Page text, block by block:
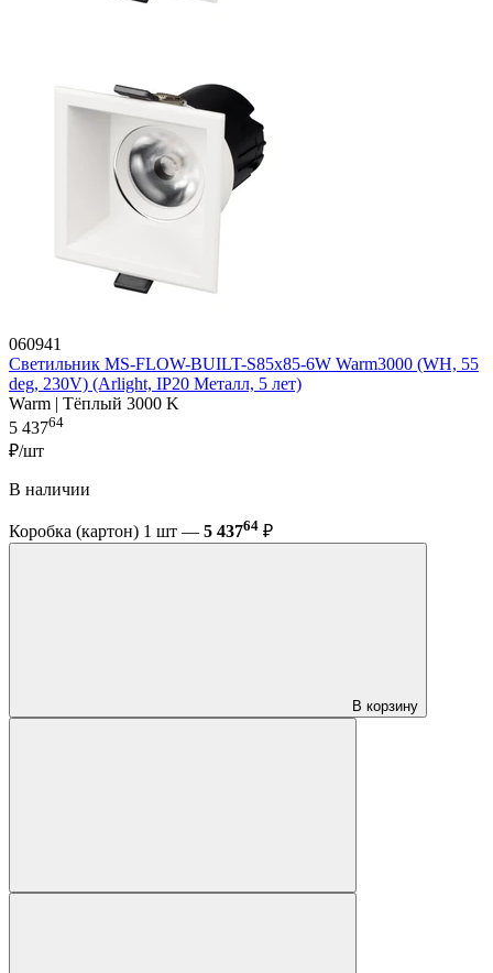
060941
Светильник MS-FLOW-BUILT-S85x85-6W Warm3000 (WH, 55
deg, 230V) (Arlight, IP20 Металл, 5 лет)
Warm | Тёплый 3000 K
5 43764
₽/шт
В наличии
Коробка (картон) 1 шт — 5 43764 ₽
В корзину